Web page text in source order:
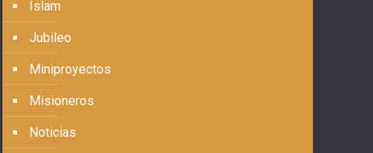
Islam
Jubileo
Miniproyectos
Misioneros
Noticias